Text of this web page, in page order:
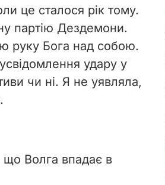
це сталося рік тому.
партію Дездемони.
руку Бога над собою.
удару у
чи ні. Я не уявляла,
що Волга впадає в